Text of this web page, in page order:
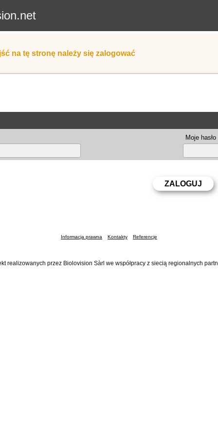
na tę stronę należy się zalogować
Moje hasło
Informacja prawna Kontakty Referencje
realizowanych przez Biolovision Sàrl we współpracy z siecią regionalnych